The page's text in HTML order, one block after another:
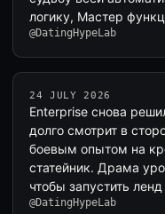
логику, Мастер
@DatingHypeLab
24 JULY 2026
Enterprise снова
долго смотрит в
боевым опытом на
статейник. Драма
чтобы запустить
@DatingHypeLab